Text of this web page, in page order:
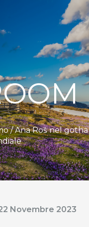
/ Ana Roš nel gotha
Novembre 2023